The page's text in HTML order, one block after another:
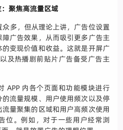
聚焦高流量区域
多，但从理论上讲，广告位设置
广告效果，从而吸引更多广告主
变现价值和收益。这就是开屏广
及热播剧前贴片广告备受广告主
APP 内各个页面和功能模块进行
流量规模、用户使用频次以及停
量聚集的区域和用户高频次使用
位。例如，对于一些用户经常浏